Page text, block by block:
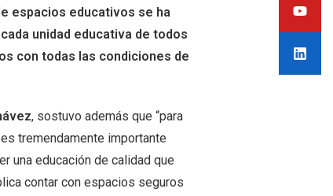
espacios educativos se ha
unidad educativa de todos
con todas las condiciones de
, sostuvo además que “para
tremendamente importante
una educación de calidad que
contar con espacios seguros